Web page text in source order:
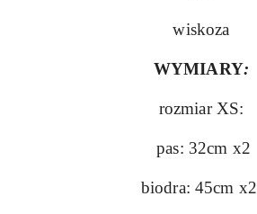
wiskoza
WYMIARY:
rozmiar XS:
pas: 32cm x2
biodra: 45cm x2